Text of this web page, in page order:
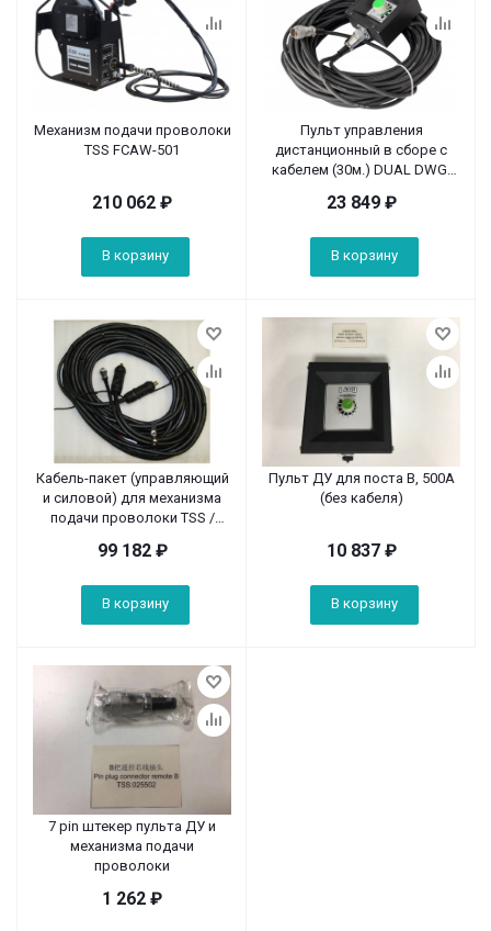
Механизм подачи проволоки
TSS FCAW-501
210 062 ₽
В корзину
Пульт управления
дистанционный в сборе с
кабелем (30м.) DUAL DWG-
(30м.)
23 849₽
В корзину
Кабель-пакет (управляющий
и силовой) для механизма
подачи проволоки TSS /
Feeder, in set
99 182₽
В корзину
Пульт ДУ для поста В, 500А
(без кабеля)
10 837₽
В корзину
7 pin штекер пульта ДУ и
механизма подачи
проволоки
1 262 ₽